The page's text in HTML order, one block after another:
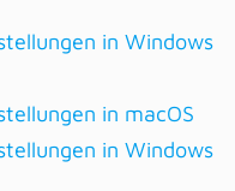
in Windows
in macOS
in Windows